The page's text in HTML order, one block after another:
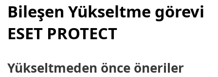
Bileşen Yükseltme görevi
ESET PROTECT
Yükseltmeden önce öneriler